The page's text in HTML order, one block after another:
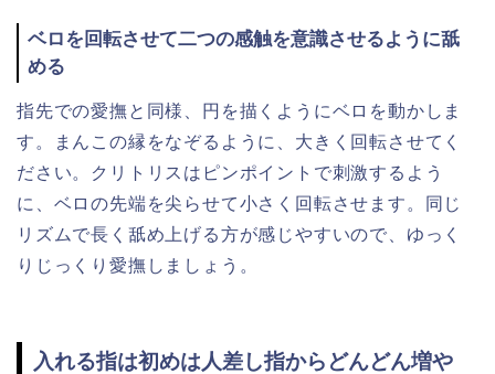
ベロを回転させて二つの感触を意識させるように舐
める
指先での愛撫と同様、円を描くようにベロを動かしま
す。まんこの縁をなぞるように、大きく回転させてく
ださい。クリトリスはピンポイントで刺激するよう
に、ベロの先端を尖らせて小さく回転させます。同じ
リズムで長く舐め上げる方が感じやすいので、ゆっく
りじっくり愛撫しましょう。
入れる指は初めは人差し指からどんどん増や